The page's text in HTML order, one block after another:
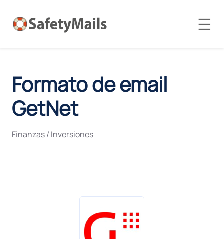
☰
Formato de email
GetNet
Finanzas / Inversiones